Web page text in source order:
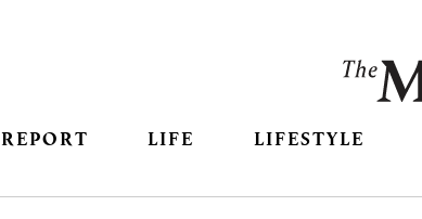
REPORT LIFE LIFESTYLE